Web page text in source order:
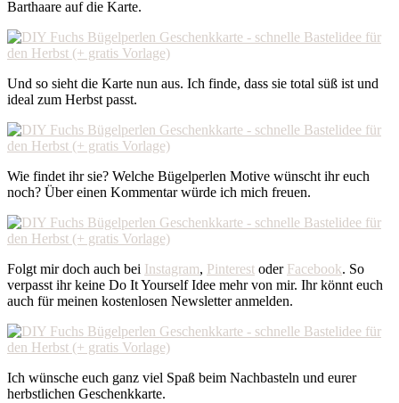
Barthaare auf die Karte.
Und so sieht die Karte nun aus. Ich finde, dass sie total süß ist und
ideal zum Herbst passt.
Wie findet ihr sie? Welche Bügelperlen Motive wünscht ihr euch
noch? Über einen Kommentar würde ich mich freuen.
Folgt mir doch auch bei Instagram, Pinterest oder Facebook. So
verpasst ihr keine Do It Yourself Idee mehr von mir. Ihr könnt euch
auch für meinen kostenlosen Newsletter anmelden.
Ich wünsche euch ganz viel Spaß beim Nachbasteln und eurer
herbstlichen Geschenkkarte.